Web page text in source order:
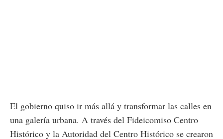
El gobierno quiso ir más allá y transformar las calles en
una galería urbana. A través del Fideicomiso Centro
Histórico y la Autoridad del Centro Histórico se crearon